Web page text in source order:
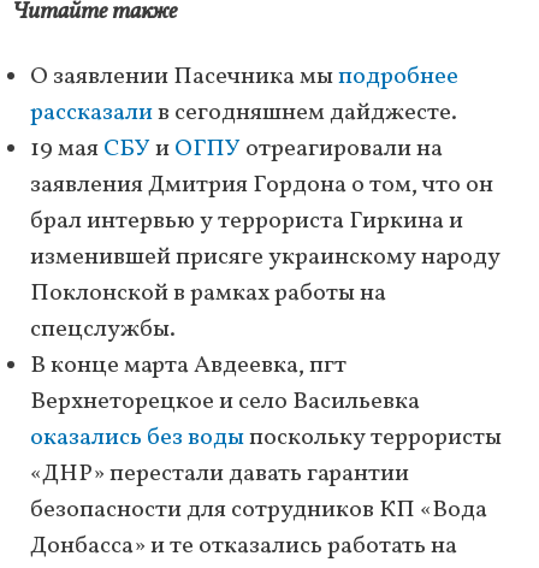
Читайте также
О заявлении Пасечника мыподробнее
рассказалив сегодняшнем дайджесте.
19 маяСБУиОГПУотреагировали на
заявления Дмитрия Гордона о том, что он
брал интервью у террориста Гиркина и
изменившей присяге украинскому народу
Поклонской в рамках работы на
спецслужбы.
В конце марта Авдеевка, пгт
Верхнеторецкое и село Васильевка
оказались без водыпоскольку террористы
«ДНР» перестали давать гарантии
безопасности для сотрудников КП «Вода
Донбасса» и те отказались работать на